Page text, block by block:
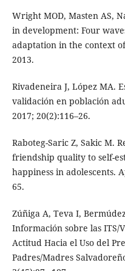
Wright MOD, Masten AS,
in development: Four
adaptation in the context
2013.
Rivadeneira J, López MA.
validación en población
2017; 20(2):116–26.
Raboteg-Saric Z, Sakic M.
friendship quality to self-
happiness in adolescents.
65.
Zúñiga A, Teva I,
Información sobre las ITS/
Actitud Hacia el Uso del
Padres/Madres